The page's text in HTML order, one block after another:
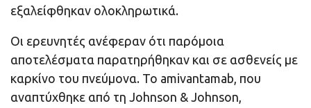
εξαλείφθηκαν ολοκληρωτικά.
Οι ερευνητές ανέφεραν ότι παρόμοια
αποτελέσματα παρατηρήθηκαν και σε ασθενείς με
καρκίνο του πνεύμονα. Το amivantamab, που
αναπτύχθηκε από τη Johnson & Johnson,